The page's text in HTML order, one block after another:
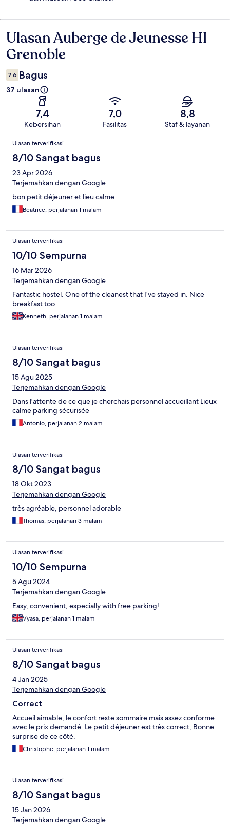
Ulasan
Ulasan Auberge de Jeunesse HI
Grenoble
7,6 Bagus
37 ulasan
7,4
Kebersihan
7,0
Fasilitas
8,8
Staf & layanan
Ulasan
Ulasan terverifikasi
8/10 Sangat bagus
23 Apr 2026
Terjemahkan dengan Google
bon petit déjeuner et lieu calme
Béatrice, perjalanan 1 malam
Ulasan terverifikasi
10/10 Sempurna
16 Mar 2026
Terjemahkan dengan Google
Fantastic hostel. One of the cleanest that I’ve stayed in. Nice
breakfast too
Kenneth, perjalanan 1 malam
Ulasan terverifikasi
8/10 Sangat bagus
15 Agu 2025
Terjemahkan dengan Google
Dans l'attente de ce que je cherchais personnel accueillant Lieux
calme parking sécurisée
Antonio, perjalanan 2 malam
Ulasan terverifikasi
8/10 Sangat bagus
18 Okt 2023
Terjemahkan dengan Google
très agréable, personnel adorable
Thomas, perjalanan 3 malam
Ulasan terverifikasi
10/10 Sempurna
5 Agu 2024
Terjemahkan dengan Google
Easy, convenient, especially with free parking!
Vyasa, perjalanan 1 malam
Ulasan terverifikasi
8/10 Sangat bagus
4 Jan 2025
Terjemahkan dengan Google
Correct
Accueil aimable, le confort reste sommaire mais assez conforme
avec le prix demandé. Le petit déjeuner est très correct, Bonne
surprise de ce côté.
Christophe, perjalanan 1 malam
Ulasan terverifikasi
8/10 Sangat bagus
15 Jan 2026
Terjemahkan dengan Google